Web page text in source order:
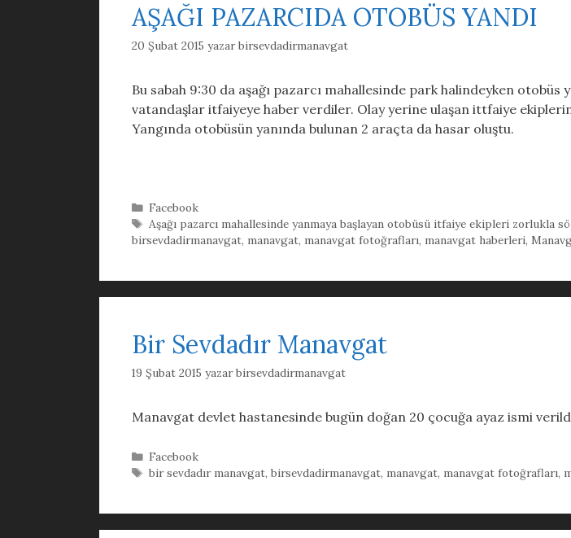
AŞAĞI PAZARCIDA OTOBÜS YANDI
20 Şubat 2015 yazarbirsevdadirmanavgat
Bu sabah 9:30 da aşağı pazarcı mahallesinde park halindeyken otobüs
vatandaşlar itfaiyeye haber verdiler. Olay yerine ulaşan ittfaiye
Yangında otobüsün yanında bulunan 2 araçta da hasar oluştu.
Kategoriler
Facebook
Etiketler
Aşağı pazarcı mahallesinde yanmaya başlayan otobüsü itfaiye ekipleri zorlukla
birsevdadirmanavgat, manavgat, manavgat fotoğrafları, manavgat haberleri,
Bir Sevdadır Manavgat
19 Şubat 2015 yazarbirsevdadirmanavgat
Manavgat devlet hastanesinde bugün doğan 20 çocuğa ayaz ismi
Kategoriler
Facebook
Etiketler
bir sevdadır manavgat,birsevdadirmanavgat, manavgat, manavgat fotoğrafları,